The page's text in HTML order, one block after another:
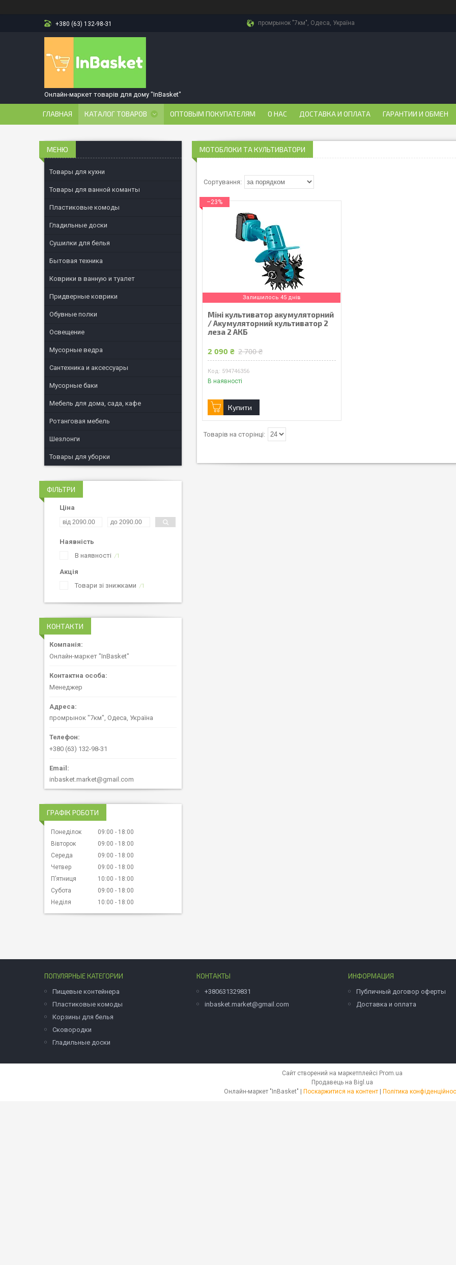
+380 (63) 132-98-31 промрынок "7км", Одеса, Україна
Онлайн-маркет товарів для дому "InBasket"
ГЛАВНАЯ КАТАЛОГ ТОВАРОВ ОПТОВЫМ ПОКУПАТЕЛЯМ О НАС ДОСТАВКА И ОПЛАТА ГАРАНТИИ И ОБМЕН
МОТОБЛОКИ ТА КУЛЬТИВАТОРИ
–23%
Залишилось 45 днів
Міні культиватор акумуляторний
/ Акумуляторний культиватор 2
леза 2 АКБ
2 090 ₴ 2 700 ₴
594746356
В наявності
Купити
Товары для кухни
Товары для ванной команты
Пластиковые комоды
Гладильные доски
Сушилки для белья
Бытовая техника
Коврики в ванную и туалет
Придверные коврики
Обувные полки
Освещение
Мусорные ведра
Сантехника и аксессуары
Мусорные баки
Мебель для дома, сада, кафе
Ротанговая мебель
Шезлонги
Товары для уборки
ФІЛЬТРИ
Ціна
Наявність
В наявності
1
Акція
Товари зі знижками
1
КОНТАКТИ
Онлайн-маркет "InBasket"
Менеджер
промрынок "7км", Одеса, Україна
+380 (63) 132-98-31
inbasket.market@gmail.com
ГРАФІК РОБОТИ
Понеділок 09:00
18:00
Вівторок
09:00
18:00
Середа
09:00
18:00
Четвер
09:00
18:00
Пʼятниця
10:00
18:00
Субота
09:00
18:00
Неділя
10:00 18:00
ПОПУЛЯРНЫЕ КАТЕГОРИИ
Пищевые контейнера
Пластиковые комоды
Корзины для белья
Сковородки
Гладильные доски
КОНТАКТЫ
+380631329831
inbasket.market@gmail.com
ИНФОРМАЦИЯ
Публичный договор оферты
Доставка и оплата
Сайт створений на маркетплейсі Prom.ua
Продавець на Bigl.ua
Поскаржитися на контент Політика